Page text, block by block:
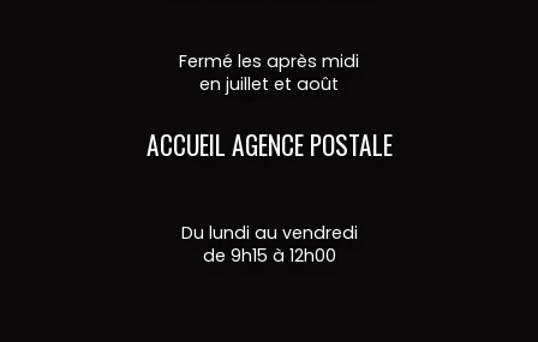
Fermé les après midi
en juillet et août
ACCUEIL AGENCE POSTALE
Du lundi au vendredi
de 9h15 à 12h00